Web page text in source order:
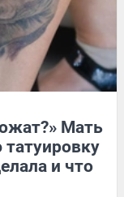
Мать
и что